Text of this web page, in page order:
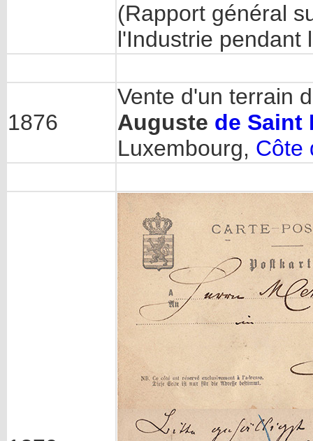
(Rapport général
l'Industrie pendant
1876
Vente d'un terrain
Auguste de Saint
Luxembourg, Côte